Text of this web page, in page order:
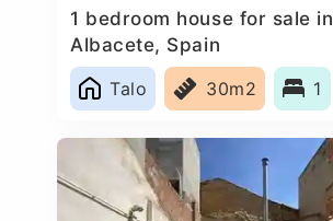
1 bedroom house for sale in
Albacete, Spain
Talo
30m2 1